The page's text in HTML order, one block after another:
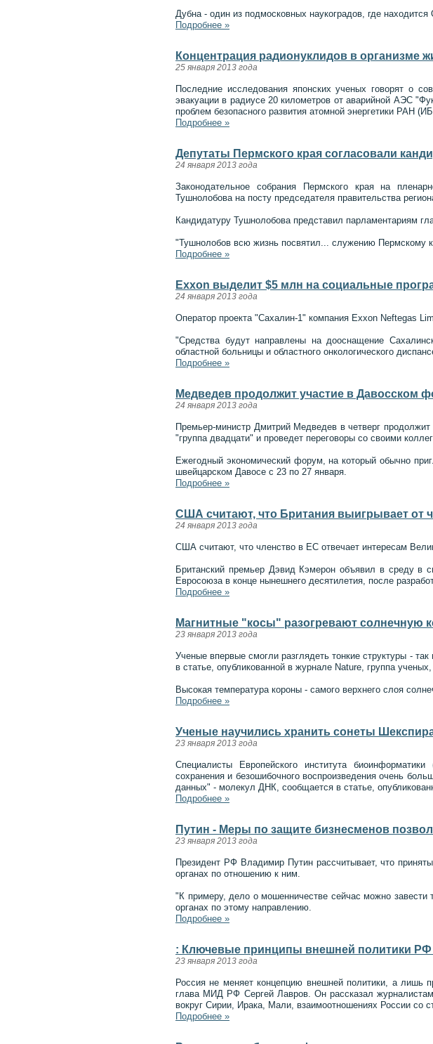
Дубна - один из подмосковных наукоградов, где
Подробнее »
Концентрация радионуклидов в
25 января 2013 года
Последние исследования японских ученых говорят о
эвакуации в радиусе 20 километров от аварийной АЭС
проблем безопасного развития атомной энергетики РАН
Подробнее »
Депутаты Пермского края согласовали
24 января 2013 года
Законодательное собрания Пермского края на
Тушнолобова на посту председателя правительства
Кандидатуру Тушнолобова представил парламентариям
"Тушнолобов всю жизнь посвятил... служению Пермскому
Подробнее »
Exxon выделит $5 млн на социальные
24 января 2013 года
Оператор проекта "Сахалин-1" компания Exxon Neftegas
"Средства будут направлены на дооснащение
областной больницы и областного онкологического
Подробнее »
Медведев продолжит участие в Давосском
24 января 2013 года
Премьер-министр Дмитрий Медведев в четверг
"группа двадцати" и проведет переговоры со своими
Ежегодный экономический форум, на который обычно
швейцарском Давосе с 23 по 27 января.
Подробнее »
США считают, что Британия выигрывает от
24 января 2013 года
США считают, что членство в ЕС отвечает интересам
Британский премьер Дэвид Кэмерон объявил в среду в
Евросоюза в конце нынешнего десятилетия, после
Подробнее »
Магнитные "косы" разогревают солнечную
23 января 2013 года
Ученые впервые смогли разглядеть тонкие структуры -
в статье, опубликованной в журнале Nature, группа
Высокая температура короны - самого верхнего слоя
Подробнее »
Ученые научились хранить сонеты
23 января 2013 года
Специалисты Европейского института
сохранения и безошибочного воспроизведения очень
данных" - молекул ДНК, сообщается в статье,
Подробнее »
Путин - Меры по защите бизнесменов
23 января 2013 года
Президент РФ Владимир Путин рассчитывает, что
органах по отношению к ним.
"К примеру, дело о мошенничестве сейчас можно завести
органах по этому направлению.
Подробнее »
: Ключевые принципы внешней политики
23 января 2013 года
Россия не меняет концепцию внешней политики, а лишь
глава МИД РФ Сергей Лавров. Он рассказал
вокруг Сирии, Ирака, Мали, взаимоотношениях России со
Подробнее »